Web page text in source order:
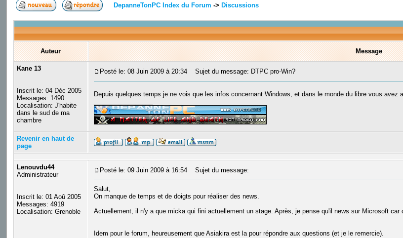
DepanneTonPC Index du Forum -> Discussions
Auteur Message
Kane 13
Inscrit le: 04 Déc 2005
Messages: 1490
Localisation: J'habite
dans le sud de ma
chambre
Posté le: 08 Juin 2009 à 20:34 Sujet du message: DTPC pro-Win?
Depuis quelques temps je ne vois que les infos concernant Windows, et dans le monde du libre vous avez
Revenir en haut de
page
Lenouvdu44
Administrateur
Inscrit le: 01 Aoû 2005
Messages: 4919
Localisation: Grenoble
Posté le: 09 Juin 2009 à 16:54 Sujet du message:
Salut,
On manque de temps et de doigts pour réaliser des news.
Actuellement, il n'y a que micka qui fini actuellement un stage. Après, je pense qu'il news sur Microsoft
Idem pour le forum, heureusement que Asiakira est la pour répondre aux questions (et je le remercie).